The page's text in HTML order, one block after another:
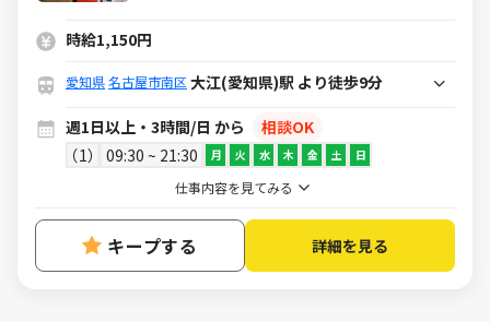
時給1,150円
愛知県名古屋市南区 大江(愛知県)駅 より徒歩9分
週1日以上・3時間/日 から
相談OK
1
09:30 ~ 21:30 月 火 水 木 金 土 日
仕事内容を見てみる
キープする 詳細を見る